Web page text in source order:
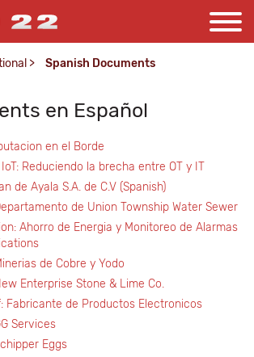
> Spanish Documents
en Español
en el Borde
Reduciendo la brecha entre OT y IT
de Ayala S.A. de C.V (Spanish)
de Union Township Water Sewer
Ahorro de Energia y Monitoreo de Alarmas
de Cobre y Yodo
Enterprise Stone & Lime Co.
Fabricante de Productos Electronicos
Services
Eggs